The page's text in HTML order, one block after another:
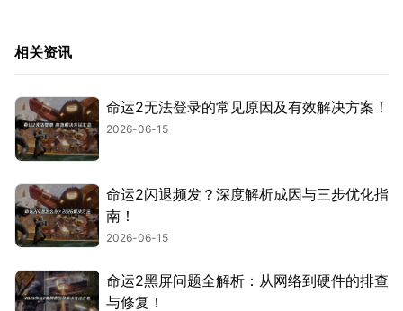
相关资讯
命运2无法登录的常见原因及有效解决方案！
2026-06-15
命运2闪退频发？深度解析成因与三步优化指
南！
2026-06-15
命运2黑屏问题全解析：从网络到硬件的排查
与修复！